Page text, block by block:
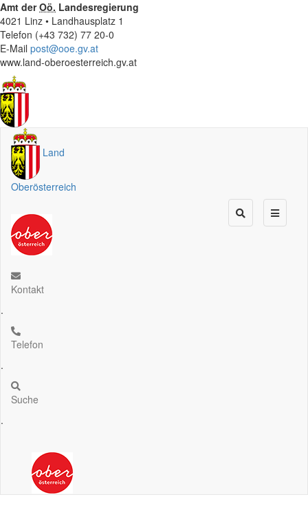
Amt derOö. Landesregierung
4021 Linz • Landhausplatz 1
Telefon (+43 732) 77 20-0
E-Mail post@ooe.gv.at
www.land-oberoesterreich.gv.at
Land
Oberösterreich
Kontakt
.
Telefon
.
Suche
.